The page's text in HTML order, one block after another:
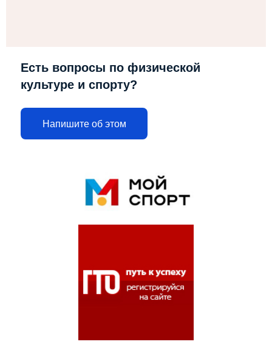
Есть вопросы по физической
культуре и спорту?
Напишите об этом